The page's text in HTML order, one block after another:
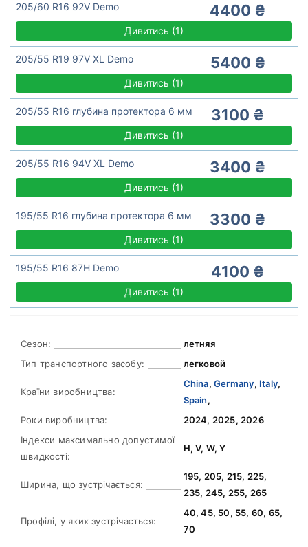
205/60 R16 92V Demo 4400 ₴
Дивитись (1)
205/55 R19 97V XL Demo 5400 ₴
Дивитись (1)
205/55 R16 глубина протектора 6 мм 3100 ₴
Дивитись (1)
205/55 R16 94V XL Demo 3400 ₴
Дивитись (1)
195/55 R16 глубина протектора 6 мм 3300 ₴
Дивитись (1)
195/55 R16 87H Demo 4100 ₴
Дивитись (1)
Сезон:
летняя
Тип транспортного засобу:
легковой
Країни виробництва:
China,Germany, Italy,
Spain,
Роки виробництва:
2024, 2025, 2026
Індекси максимально допустимої
швидкості:
H, V, W, Y
Ширина, що зустрічається:
195, 205, 215, 225,
235, 245, 255, 265
Профілі, у яких зустрічається:
40, 45, 50, 55, 60, 65,
70